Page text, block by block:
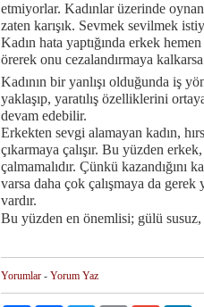
etmiyorlar. Kadınlar üzerinde
zaten karışık. Sevmek sevilmek
Kadın hata yaptığında erkek
örerek onu cezalandırmaya
Kadının bir yanlışı olduğunda iş
yaklaşıp, yaratılış özelliklerini
devam edebilir.
Erkekten sevgi alamayan kadın,
çıkarmaya çalışır. Bu yüzden
çalmamalıdır. Çünkü kazandığını
varsa daha çok çalışmaya da
vardır.
Bu yüzden en önemlisi; gülü susuz,
Yorumlar - Yorum Yaz